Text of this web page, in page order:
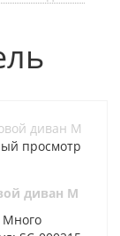
просмотр
диван M
Много